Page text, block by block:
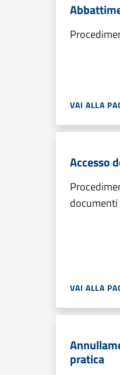
VAI ALLA
Accesso
VAI ALLA
pratica